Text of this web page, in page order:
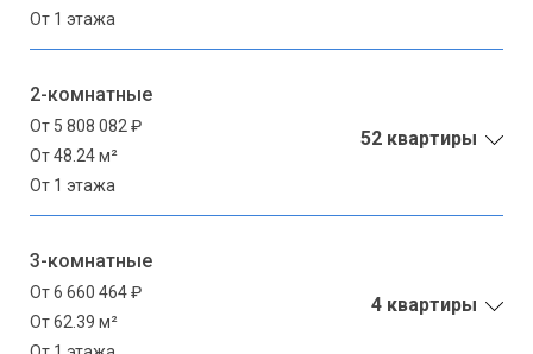
От 1 этажа
2-комнатные
От 5 808 082 ₽
От 48.24 м²
От 1 этажа
52 квартиры
3-комнатные
От 6 660 464 ₽
От 62.39 м²
4 квартиры